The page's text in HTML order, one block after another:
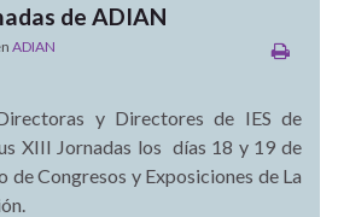
de ADIAN
ADIAN
y Directores de IES de
XIII Jornadas los días 18 y 19 de
de Congresos y Exposiciones de La